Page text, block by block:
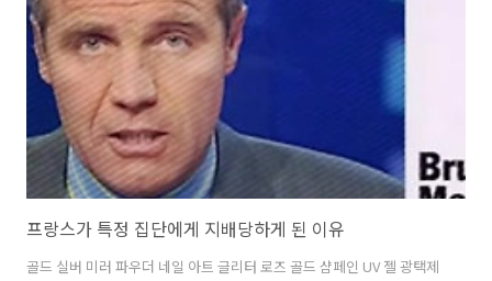
프랑스가 특정 집단에게 지배당하게 된 이유
골드 실버 미러 파우더 네일 아트 글리터 로즈 골드 샴페인 UV 젤 광택제